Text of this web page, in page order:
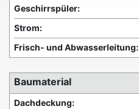
Geschirrspüler:
Strom:
Frisch- und Abwasserleitung:
Baumaterial
Dachdeckung: